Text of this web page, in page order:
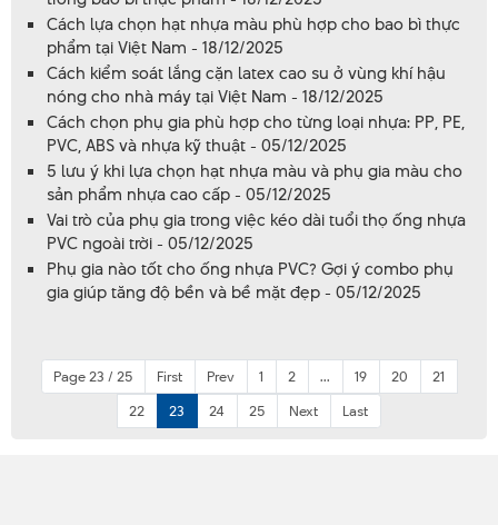
Cách lựa chọn hạt nhựa màu phù hợp cho bao bì thực
phẩm tại Việt Nam - 18/12/2025
Cách kiểm soát lắng cặn latex cao su ở vùng khí hậu
nóng cho nhà máy tại Việt Nam - 18/12/2025
Cách chọn phụ gia phù hợp cho từng loại nhựa: PP, PE,
PVC, ABS và nhựa kỹ thuật - 05/12/2025
5 lưu ý khi lựa chọn hạt nhựa màu và phụ gia màu cho
sản phẩm nhựa cao cấp - 05/12/2025
Vai trò của phụ gia trong việc kéo dài tuổi thọ ống nhựa
PVC ngoài trời - 05/12/2025
Phụ gia nào tốt cho ống nhựa PVC? Gợi ý combo phụ
gia giúp tăng độ bền và bề mặt đẹp - 05/12/2025
Page 23 / 25 First Prev 1 2 ... 19 20
21
22
23 24 25 Next Last